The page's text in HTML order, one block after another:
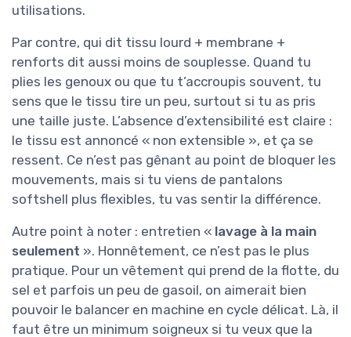
utilisations.
Par contre, qui dit tissu lourd + membrane +
renforts dit aussi moins de souplesse. Quand tu
plies les genoux ou que tu t’accroupis souvent, tu
sens que le tissu tire un peu, surtout si tu as pris
une taille juste. L’absence d’extensibilité est claire :
le tissu est annoncé « non extensible », et ça se
ressent. Ce n’est pas gênant au point de bloquer les
mouvements, mais si tu viens de pantalons
softshell plus flexibles, tu vas sentir la différence.
Autre point à noter : entretien « lavage à la main
seulement ». Honnêtement, ce n’est pas le plus
pratique. Pour un vêtement qui prend de la flotte, du
sel et parfois un peu de gasoil, on aimerait bien
pouvoir le balancer en machine en cycle délicat. Là, il
faut être un minimum soigneux si tu veux que la